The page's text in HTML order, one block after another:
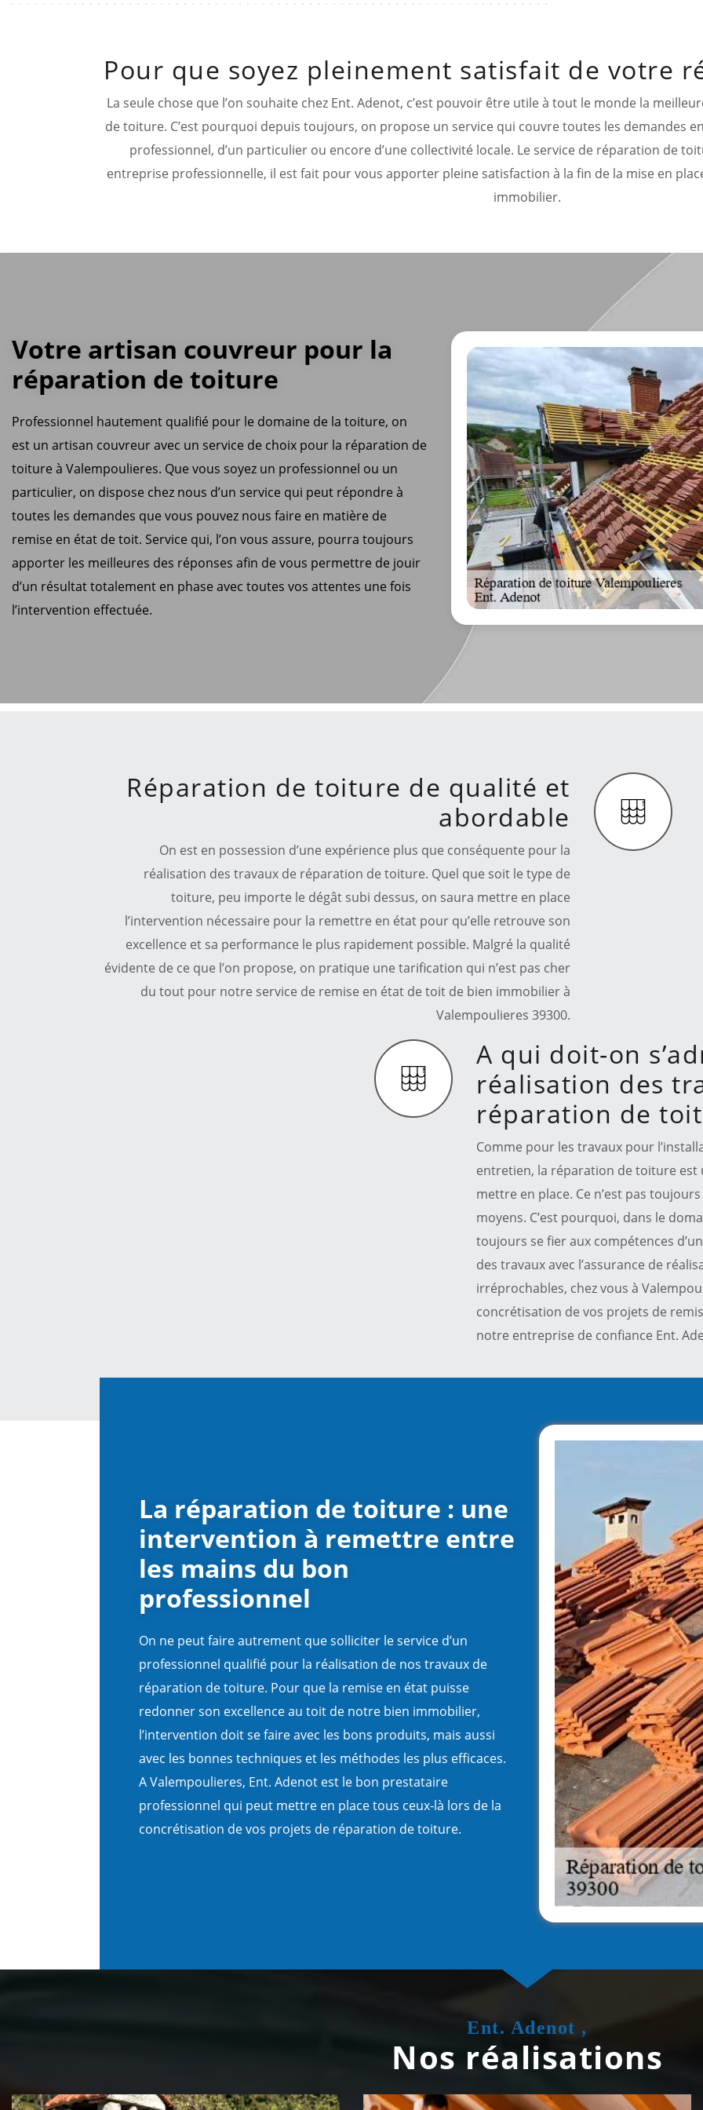
Pour que soyez pleinement satisfait de votre
La seule chose que l’on souhaite chez Ent. Adenot, c’est pouvoir être utile à tout le monde la
de toiture. C’est pourquoi depuis toujours, on propose un service qui couvre toutes les demandes
professionnel, d’un particulier ou encore d’une collectivité locale. Le service de réparation de
entreprise professionnelle, il est fait pour vous apporter pleine satisfaction à la fin de la mise en
immobilier.
Votre artisan couvreur pour la
réparation de toiture
Professionnel hautement qualifié pour le domaine de la toiture, on
est un artisan couvreur avec un service de choix pour la réparation de
toiture à Valempoulieres. Que vous soyez un professionnel ou un
particulier, on dispose chez nous d’un service qui peut répondre à
toutes les demandes que vous pouvez nous faire en matière de
remise en état de toit. Service qui, l’on vous assure, pourra toujours
apporter les meilleures des réponses afin de vous permettre de jouir
d’un résultat totalement en phase avec toutes vos attentes une fois
l’intervention effectuée.
Réparation de toiture de qualité et
abordable
On est en possession d’une expérience plus que conséquente pour la
réalisation des travaux de réparation de toiture. Quel que soit le type de
toiture, peu importe le dégât subi dessus, on saura mettre en place
l’intervention nécessaire pour la remettre en état pour qu’elle retrouve son
excellence et sa performance le plus rapidement possible. Malgré la qualité
évidente de ce que l’on propose, on pratique une tarification qui n’est pas cher
du tout pour notre service de remise en état de toit de bien immobilier à
Valempoulieres 39300.
A qui doit-on
réalisation des
réparation de
Comme pour les travaux pour
entretien, la réparation de toiture est
mettre en place. Ce n’est pas
moyens. C’est pourquoi, dans le
toujours se fier aux compétences
des travaux avec l’assurance de
irréprochables, chez vous à
concrétisation de vos projets de
notre entreprise de confiance Ent.
La réparation de toiture : une
intervention à remettre entre
les mains du bon
professionnel
On ne peut faire autrement que solliciter le service d’un
professionnel qualifié pour la réalisation de nos travaux de
réparation de toiture. Pour que la remise en état puisse
redonner son excellence au toit de notre bien immobilier,
l’intervention doit se faire avec les bons produits, mais aussi
avec les bonnes techniques et les méthodes les plus efficaces.
A Valempoulieres, Ent. Adenot est le bon prestataire
professionnel qui peut mettre en place tous ceux-là lors de la
concrétisation de vos projets de réparation de toiture.
Ent. Adenot ,
Nos réalisations